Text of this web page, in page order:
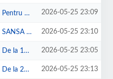
rămăși�... 2026-05-25 23:09
XII-a, coleg care ... 2026-05-25 23:10
oficiala Fest... 2026-05-25 23:05
din care la 22:49 ... 2026-05-25 23:13